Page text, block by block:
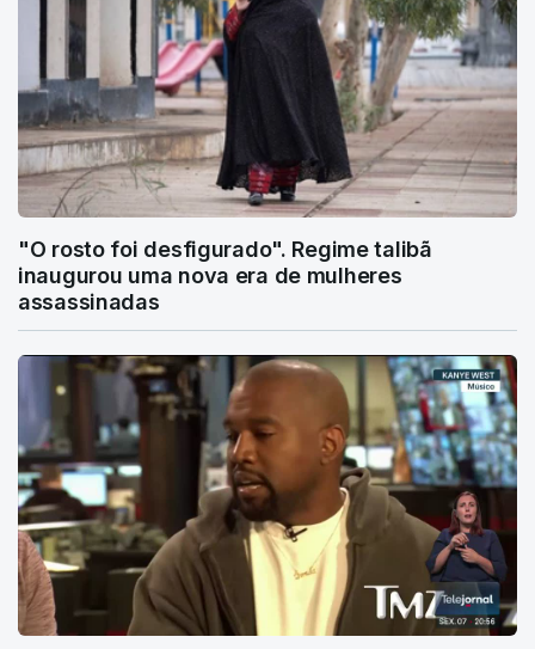
"O rosto foi desfigurado". Regime talibã
inaugurou uma nova era de mulheres
assassinadas